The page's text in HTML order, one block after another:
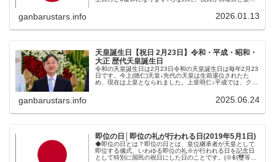
ganbarustars.info 2026.01.13
天皇誕生日【祝日 2月23日】令和・平成・昭和・
大正 歴代天皇誕生日
令和の天皇誕生日は2月23日令和の天皇誕生日は毎年2月23
日です。今上(徳仁)天皇↓先代の天皇は生前退位されたた
め、現在は上皇となられました。上皇明仁↓平成では、クリ
ganbarustars.info 2025.06.24
即位の日│即位の礼が行われる日(2019年5月1日)
◆即位の日とは？即位の日とは、皇位継承者が天皇として
即位する儀式、いわゆる即位の礼※が行われる日を記念日
として特別に国民の祝日にした日のことです。(※剣璽等承